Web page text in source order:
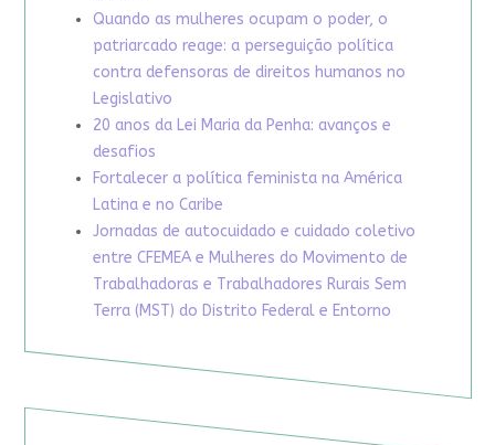
Quando as mulheres ocupam o poder, o
patriarcado reage: a perseguição política
contra defensoras de direitos humanos no
Legislativo
20 anos da Lei Maria da Penha: avanços e
desafios
Fortalecer a política feminista na América
Latina e no Caribe
Jornadas de autocuidado e cuidado coletivo
entre CFEMEA e Mulheres do Movimento de
Trabalhadoras e Trabalhadores Rurais Sem
Terra (MST) do Distrito Federal e Entorno